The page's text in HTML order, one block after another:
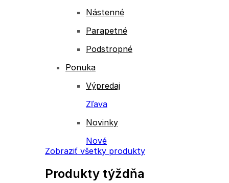
Nástenné
Parapetné
Podstropné
Ponuka
Výpredaj
Zľava
Novinky
Nové
Zobraziť všetky produkty
Produkty týždňa